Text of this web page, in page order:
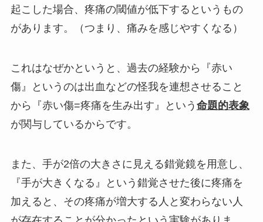
起こした場合、疼痛の閾値が低下するというもの
があります。（つまり、痛みを感じやすくなる）
これはなぜかというと、過去の経験から『赤い
傷』というのは出血などの怪我を連想させること
から『赤い傷=疼痛を生み出す』という 命題的表象
が関与しているからです。
また、手が2倍の大きさに見える錯覚鏡を用意し、
『手が大きくなる』という錯覚させた後に疼痛を
加えると、その疼痛が増大する人と変わらない人